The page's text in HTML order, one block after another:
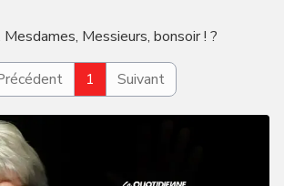
Messieurs, bonsoir ! ?
1 Suivant